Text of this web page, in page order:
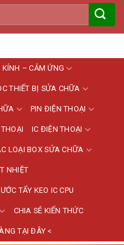
– CẢM ỨNG
THIẾT BỊ SỬA CHỮA
PIN ĐIỆN THOẠI
IC ĐIỆN THOẠI
LOẠI BOX SỬA CHỮA
NHIỆT
TẨY KEO IC CPU
CHIA SẺ KIẾN THỨC
TẠI ĐÂY <